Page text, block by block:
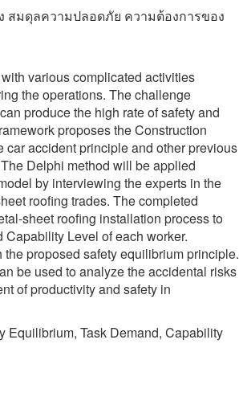
สมดุลความปลอดภัย ความต้องการของ
various complicated activities
the operations. The challenge
produce the high rate of safety and
proposes the Construction
accident principle and other previous
Delphi method will be applied
by interviewing the experts in the
roofing trades. The completed
sheet roofing installation process to
Level of each worker.
proposed safety equilibrium principle.
be used to analyze the accidental risks
of productivity and safety in
Equilibrium, Task Demand, Capability